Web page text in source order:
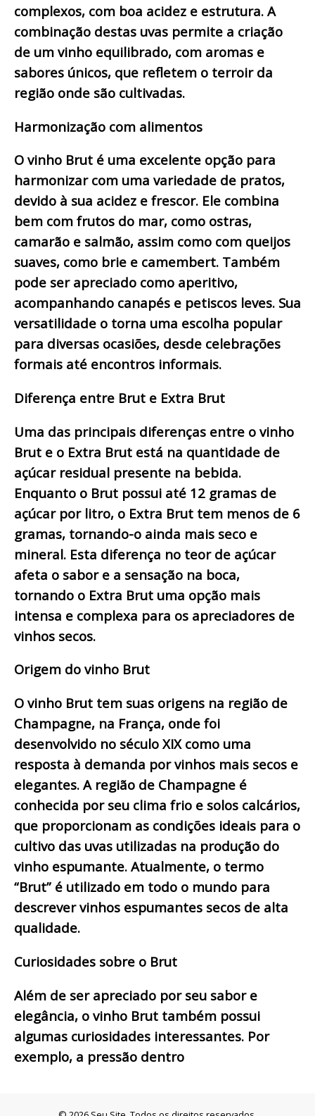
complexos, com boa acidez e estrutura. A
combinação destas uvas permite a criação
de um vinho equilibrado, com aromas e
sabores únicos, que refletem o terroir da
região onde são cultivadas.
Harmonização com alimentos
O vinho Brut é uma excelente opção para
harmonizar com uma variedade de pratos,
devido à sua acidez e frescor. Ele combina
bem com frutos do mar, como ostras,
camarão e salmão, assim como com queijos
suaves, como brie e camembert. Também
pode ser apreciado como aperitivo,
acompanhando canapés e petiscos leves. Sua
versatilidade o torna uma escolha popular
para diversas ocasiões, desde celebrações
formais até encontros informais.
Diferença entre Brut e Extra Brut
Uma das principais diferenças entre o vinho
Brut e o Extra Brut está na quantidade de
açúcar residual presente na bebida.
Enquanto o Brut possui até 12 gramas de
açúcar por litro, o Extra Brut tem menos de 6
gramas, tornando-o ainda mais seco e
mineral. Esta diferença no teor de açúcar
afeta o sabor e a sensação na boca,
tornando o Extra Brut uma opção mais
intensa e complexa para os apreciadores de
vinhos secos.
Origem do vinho Brut
O vinho Brut tem suas origens na região de
Champagne, na França, onde foi
desenvolvido no século XIX como uma
resposta à demanda por vinhos mais secos e
elegantes. A região de Champagne é
conhecida por seu clima frio e solos calcários,
que proporcionam as condições ideais para o
cultivo das uvas utilizadas na produção do
vinho espumante. Atualmente, o termo
“Brut” é utilizado em todo o mundo para
descrever vinhos espumantes secos de alta
qualidade.
Curiosidades sobre o Brut
Além de ser apreciado por seu sabor e
elegância, o vinho Brut também possui
algumas curiosidades interessantes. Por
exemplo, a pressão dentro